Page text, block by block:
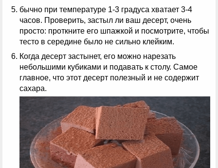
бычно при температуре 1-3 градуса хватает 3-4
часов. Проверить, застыл ли ваш десерт, очень
просто: проткните его шпажкой и посмотрите, чтобы
тесто в середине было не сильно клейким.
Когда десерт застынет, его можно нарезать
небольшими кубиками и подавать к столу. Самое
главное, что этот десерт полезный и не содержит
сахара.